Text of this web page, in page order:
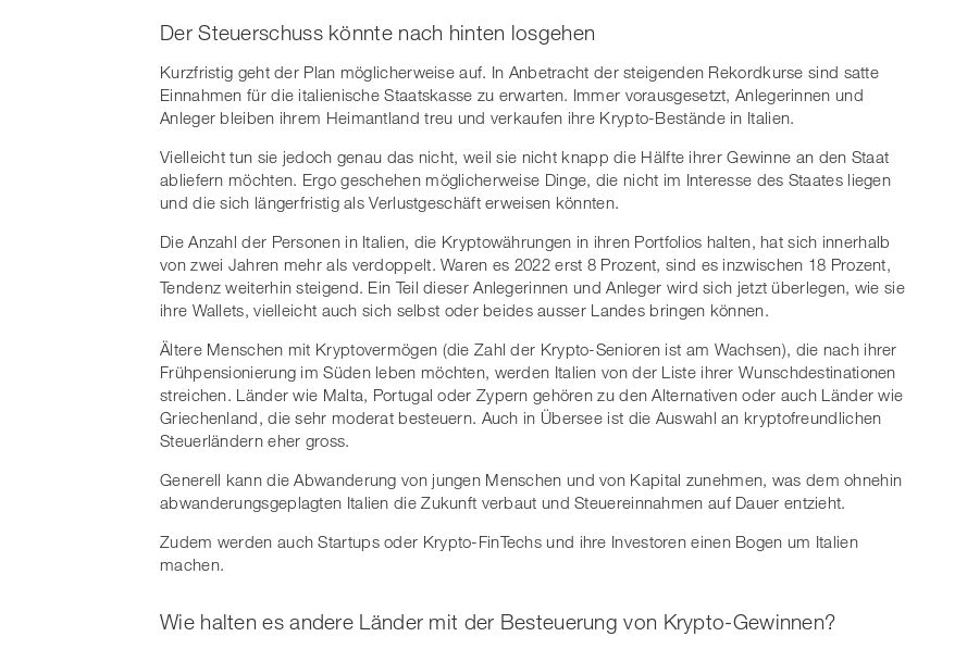
Der Steuerschuss könnte nach hinten losgehen
Kurzfristig geht der Plan möglicherweise auf. In Anbetracht der steigenden Rekordkurse sind satte
Einnahmen für die italienische Staatskasse zu erwarten. Immer vorausgesetzt, Anlegerinnen und
Anleger bleiben ihrem Heimantland treu und verkaufen ihre Krypto-Bestände in Italien.
Vielleicht tun sie jedoch genau das nicht, weil sie nicht knapp die Hälfte ihrer Gewinne an den Staat
abliefern möchten. Ergo geschehen möglicherweise Dinge, die nicht im Interesse des Staates liegen
und die sich längerfristig als Verlustgeschäft erweisen könnten.
Die Anzahl der Personen in Italien, die Kryptowährungen in ihren Portfolios halten, hat sich innerhalb
von zwei Jahren mehr als verdoppelt. Waren es 2022 erst 8 Prozent, sind es inzwischen 18 Prozent,
Tendenz weiterhin steigend. Ein Teil dieser Anlegerinnen und Anleger wird sich jetzt überlegen, wie sie
ihre Wallets, vielleicht auch sich selbst oder beides ausser Landes bringen können.
Ältere Menschen mit Kryptovermögen (die Zahl der Krypto-Senioren ist am Wachsen), die nach ihrer
Frühpensionierung im Süden leben möchten, werden Italien von der Liste ihrer Wunschdestinationen
streichen. Länder wie Malta, Portugal oder Zypern gehören zu den Alternativen oder auch Länder wie
Griechenland, die sehr moderat besteuern. Auch in Übersee ist die Auswahl an kryptofreundlichen
Steuerländern eher gross.
Generell kann die Abwanderung von jungen Menschen und von Kapital zunehmen, was dem ohnehin
abwanderungsgeplagten Italien die Zukunft verbaut und Steuereinnahmen auf Dauer entzieht.
Zudem werden auch Startups oder Krypto-FinTechs und ihre Investoren einen Bogen um Italien
machen.
Wie halten es andere Länder mit der Besteuerung von Krypto-Gewinnen?